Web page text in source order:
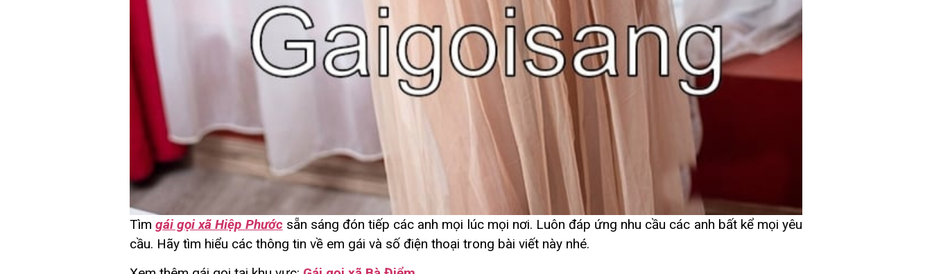
Tìmgái gọi xã Hiệp Phướcsẵn sáng đón tiếp các anh mọi lúc mọi nơi. Luôn đáp ứng nhu cầu các anh bất kể mọi yêu
cầu. Hãy tìm hiểu các thông tin về em gái và số điện thoại trong bài viết này nhé.